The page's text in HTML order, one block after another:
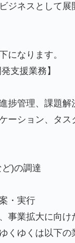
ジネスとして
になります。
支援業務】
捗管理、課題解
ーション、タ
)の調達
・実行
事業拡大に向け
くゆくは以下の